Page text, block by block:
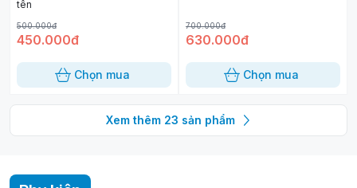
tên
500.000đ
450.000đ
Chọn mua
700.000đ
630.000đ
Chọn mua
Xem thêm 23 sản phẩm